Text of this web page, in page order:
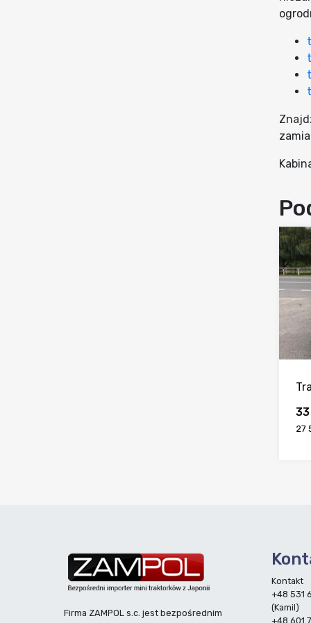
27
Firma ZAMPOL s.c. jest bezpośrednim
Kontakt
+48 531
(Kamil)
+48 601